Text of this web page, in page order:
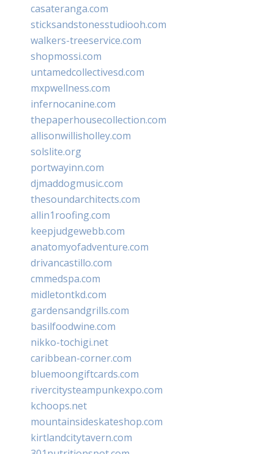
casateranga.com
sticksandstonesstudiooh.com
walkers-treeservice.com
shopmossi.com
untamedcollectivesd.com
mxpwellness.com
infernocanine.com
thepaperhousecollection.com
allisonwillisholley.com
solslite.org
portwayinn.com
djmaddogmusic.com
thesoundarchitects.com
allin1roofing.com
keepjudgewebb.com
anatomyofadventure.com
drivancastillo.com
cmmedspa.com
midletontkd.com
gardensandgrills.com
basilfoodwine.com
nikko-tochigi.net
caribbean-corner.com
bluemoongiftcards.com
rivercitysteampunkexpo.com
kchoops.net
mountainsideskateshop.com
kirtlandcitytavern.com